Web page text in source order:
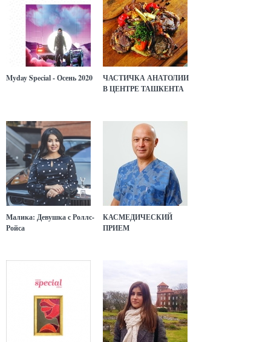
Myday Special - Осень 2020
ЧАСТИЧКА АНАТОЛИИ
В ЦЕНТРЕ ТАШКЕНТА
Малика: Девушка с Роллс-
Ройса
КАСМЕДИЧЕСКИЙ
ПРИЕМ